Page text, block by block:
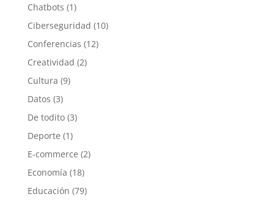
Chatbots (1)
Ciberseguridad (10)
Conferencias (12)
Creatividad (2)
Cultura (9)
Datos (3)
De todito(3)
Deporte (1)
E-commerce (2)
Economía (18)
Educación (79)